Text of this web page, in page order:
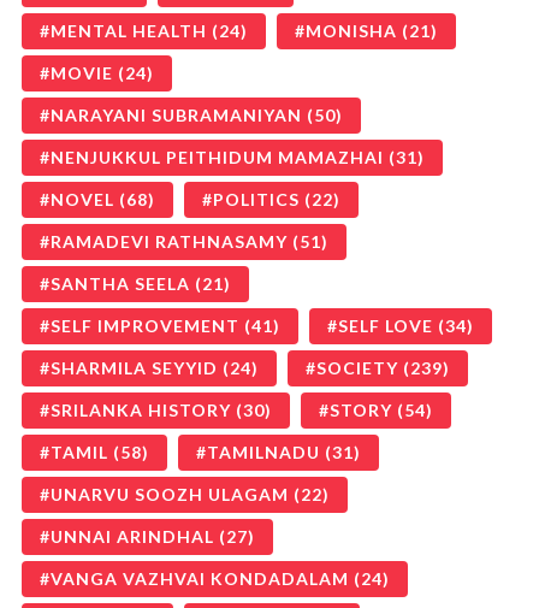
MENTAL HEALTH (24) MONISHA (21)
MOVIE (24)
NARAYANI SUBRAMANIYAN (50)
NENJUKKUL PEITHIDUM MAMAZHAI (31)
NOVEL (68) POLITICS (22)
RAMADEVI RATHNASAMY (51)
SANTHA SEELA (21)
SELF IMPROVEMENT (41) SELF LOVE (34)
SHARMILA SEYYID (24) SOCIETY (239)
SRILANKA HISTORY (30) STORY (54)
TAMIL (58) TAMILNADU (31)
UNARVU SOOZH ULAGAM (22)
UNNAI ARINDHAL (27)
VANGA VAZHVAI KONDADALAM (24)